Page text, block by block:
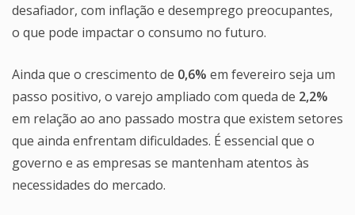
desafiador, com inflação e desemprego preocupantes,
o que pode impactar o consumo no futuro.
Ainda que o crescimento de 0,6% em fevereiro seja um
passo positivo, o varejo ampliado com queda de 2,2%
em relação ao ano passado mostra que existem setores
que ainda enfrentam dificuldades. É essencial que o
governo e as empresas se mantenham atentos às
necessidades do mercado.